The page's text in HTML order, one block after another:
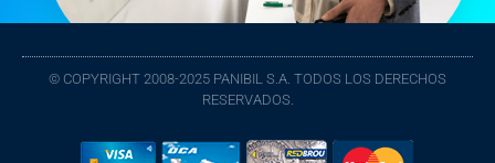
© COPYRIGHT 2008-2025 PANIBIL S.A. TODOS LOS DERECHOS
RESERVADOS.